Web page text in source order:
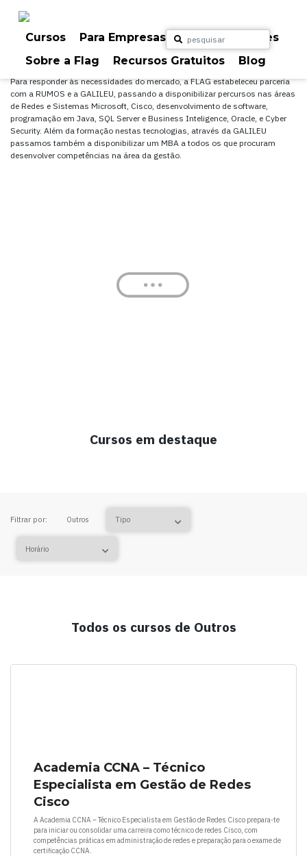
Cursos Para Empresas
Para Particulares
Sobre a Flag
Recursos Gratuitos Blog
Outros
Para responder às necessidades do mercado, a FLAG estabeleceu parceria
com a RUMOS e a GALILEU, passando a disponibilizar percursos nas áreas
de Redes e Sistemas Microsoft, Cisco, desenvolvimento de software,
programação em Java, SQL Server e Business Inteligence, Oracle, e Cyber
Security. Além da formação nestas tecnologias, através da GALILEU
passamos também a disponibilizar um MBA a todos os que procuram
desenvolver competências na área da gestão.
Cursos em destaque
Filtrar por: Outros
Todos os cursos de Outros
Academia CCNA – Técnico
Especialista em Gestão de Redes
Cisco
A Academia CCNA – Técnico Especialista em Gestão de Redes Cisco prepara-te
para iniciar ou consolidar uma carreira como técnico de redes Cisco, com
competências práticas em administração de redes e preparação para o exame de
certificação CCNA.